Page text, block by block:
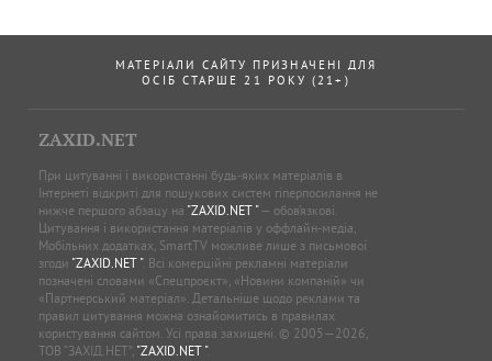
МАТЕРІАЛИ САЙТУ ПРИЗНАЧЕНІ ДЛЯ
ОСІБ СТАРШЕ 21 РОКУ (21+)
ZAXID.NET
При цитуванні і використанні будь-яких матеріалів в
Інтернеті відкриті для пошукових систем гіперпосилання не
нижче першого абзацу на "ZAXID.NET "— обов’язкові.
Цитування і використання матеріалів у оффлайн-медіа,
Мобільних додатках, SmartTV можливе лише з письмової
згоди "ZAXID.NET ". Всі комерційні рекламні матеріали
позначені словами «Спецпроєкт», «Новини компаній» чи
«Партнерський матеріал». Детальніше щодо реклами та
правил цитування можна ознайомитись в правилах
користування сайтом. Усі права захищені. © 2005—2026,
ТОВ “ЗАХІД.НЕТ”, "ZAXID.NET ".